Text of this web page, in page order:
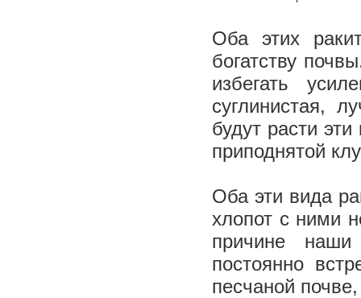
Оба этих
богатству
избегать
суглинистая,
будут расти
приподнятой
Оба эти вида
хлопот с ними
причине
постоянно
песчаной